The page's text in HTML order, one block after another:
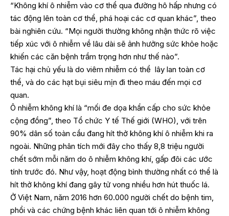
“Không khí ô nhiễm vào cơ thể qua đường hô hấp nhưng có
tác động lên toàn cơ thể, phá hoại các cơ quan khác”, theo
bài nghiên cứu. “Mọi người thường không nhận thức rõ việc
tiếp xúc với ô nhiễm về lâu dài sẽ ảnh hưởng sức khỏe hoặc
khiến các căn bệnh trầm trọng hơn như thế nào”.
Tác hại chủ yếu là do viêm nhiễm có thể lây lan toàn cơ
thể, và do các hạt bụi siêu mịn đi theo máu đến mọi cơ
quan.
Ô nhiễm không khí là “mối đe dọa khẩn cấp cho sức khỏe
cộng đồng”, theo Tổ chức Y tế Thế giới (WHO), với trên
90% dân số toàn cầu đang hít thở không khí ô nhiễm khi ra
ngoài. Những phân tích mới đây cho thấy 8,8 triệu người
chết sớm mỗi năm do ô nhiễm không khí, gấp đôi các ước
tính trước đó. Như vậy, hoạt động bình thường nhất có thể là
hít thở không khí đang gây tử vong nhiều hơn hút thuốc lá.
Ở Việt Nam, năm 2016 hơn 60.000 người chết do bệnh tim,
phổi và các chứng bệnh khác liên quan tới ô nhiễm không